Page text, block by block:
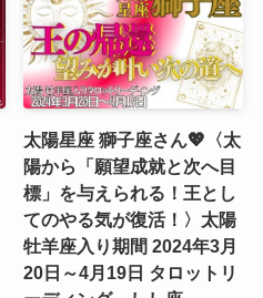
太陽星座 獅子座さん💖〈太
陽から「願望成就と次へ目
標」を与えられる！王とし
てのやる気が復活！〉太陽
牡羊座入り期間 2024年3月
20日～4月19日 タロットリ